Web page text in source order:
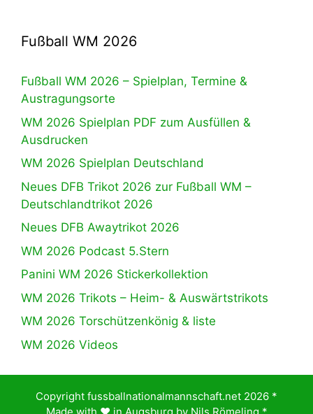
Fußball WM 2026
Fußball WM 2026 – Spielplan, Termine &
Austragungsorte
WM 2026 Spielplan PDF zum Ausfüllen &
Ausdrucken
WM 2026 Spielplan Deutschland
Neues DFB Trikot 2026 zur Fußball WM –
Deutschlandtrikot 2026
Neues DFB Awaytrikot 2026
WM 2026 Podcast 5.Stern
Panini WM 2026 Stickerkollektion
WM 2026 Trikots – Heim- & Auswärtstrikots
WM 2026 Torschützenkönig & liste
WM 2026 Videos
Copyright fussballnationalmannschaft.net 2026 *
Made with ♥️ in Augsburg by Nils Römeling *